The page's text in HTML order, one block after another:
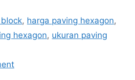
, harga paving hexagon,
hexagon, ukuran paving